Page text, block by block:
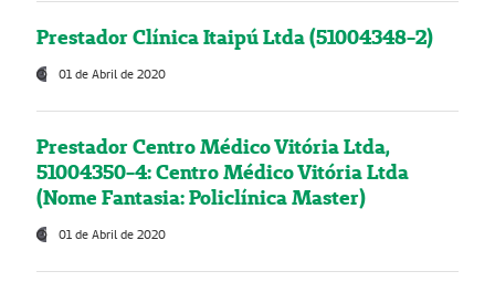
Prestador Clínica Itaipú Ltda (51004348-2)
01 de Abril de 2020
Prestador Centro Médico Vitória Ltda,
51004350-4: Centro Médico Vitória Ltda
(Nome Fantasia: Policlínica Master)
01 de Abril de 2020